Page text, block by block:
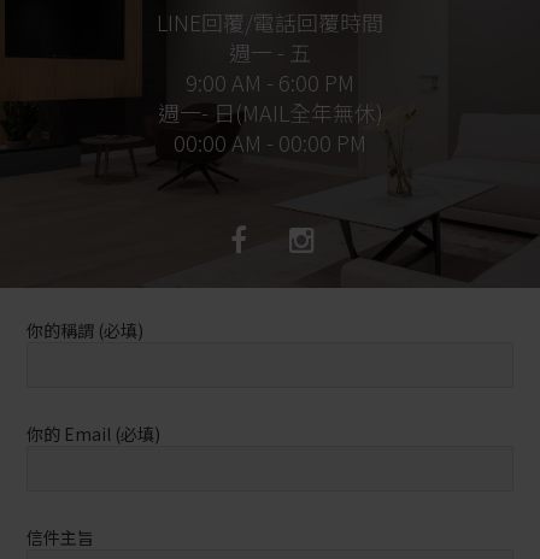
LINE回覆/電話回覆時間
週一 - 五
9:00 AM - 6:00 PM
週一- 日(MAIL全年無休)
00:00 AM - 00:00 PM
你的稱謂 (必填)
你的 Email (必填)
信件主旨